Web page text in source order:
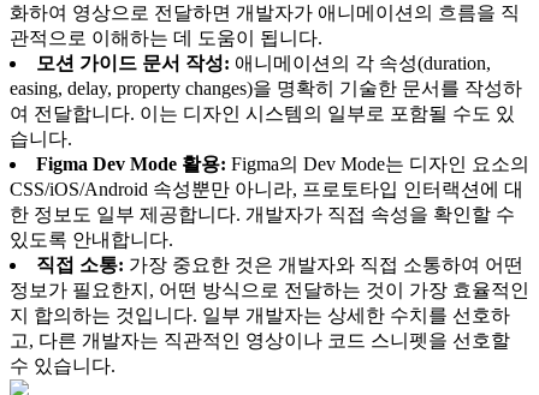
화하여 영상으로 전달하면 개발자가 애니메이션의 흐름을 직
관적으로 이해하는 데 도움이 됩니다.
모션 가이드 문서 작성: 애니메이션의 각 속성(duration,
easing, delay, property changes)을 명확히 기술한 문서를 작성하
여 전달합니다. 이는 디자인 시스템의 일부로 포함될 수도 있
습니다.
Figma Dev Mode 활용: Figma의 Dev Mode는 디자인 요소의
CSS/iOS/Android 속성뿐만 아니라, 프로토타입 인터랙션에 대
한 정보도 일부 제공합니다. 개발자가 직접 속성을 확인할 수
있도록 안내합니다.
직접 소통: 가장 중요한 것은 개발자와 직접 소통하여 어떤
정보가 필요한지, 어떤 방식으로 전달하는 것이 가장 효율적인
지 합의하는 것입니다. 일부 개발자는 상세한 수치를 선호하
고, 다른 개발자는 직관적인 영상이나 코드 스니펫을 선호할
수 있습니다.